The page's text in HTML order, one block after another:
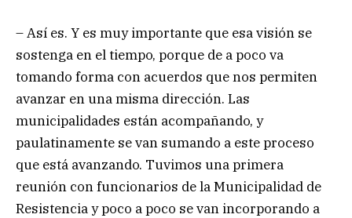
– Así es. Y es muy importante que esa visión se
sostenga en el tiempo, porque de a poco va
tomando forma con acuerdos que nos permiten
avanzar en una misma dirección. Las
municipalidades están acompañando, y
paulatinamente se van sumando a este proceso
que está avanzando. Tuvimos una primera
reunión con funcionarios de la Municipalidad de
Resistencia y poco a poco se van incorporando a